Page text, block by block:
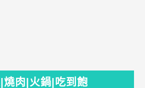
燒肉|火鍋|吃到飽